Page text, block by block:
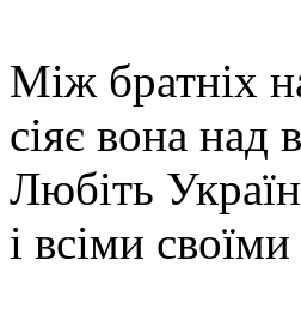
Між братніх
сіяє вона над
Любіть
і всіми